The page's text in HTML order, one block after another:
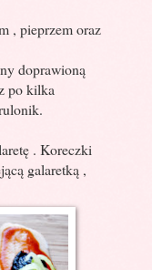
, pieprzem oraz
doprawioną
po kilka
. Koreczki
galaretką ,